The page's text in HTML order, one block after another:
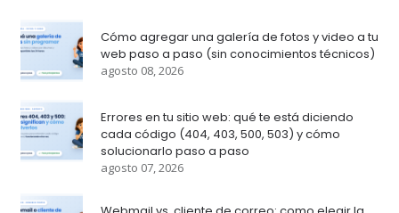
Cómo agregar una galería de fotos y video a tu
web paso a paso (sin conocimientos técnicos)
agosto 08, 2026
Errores en tu sitio web: qué te está diciendo
cada código (404, 403, 500, 503) y cómo
solucionarlo paso a paso
agosto 07, 2026